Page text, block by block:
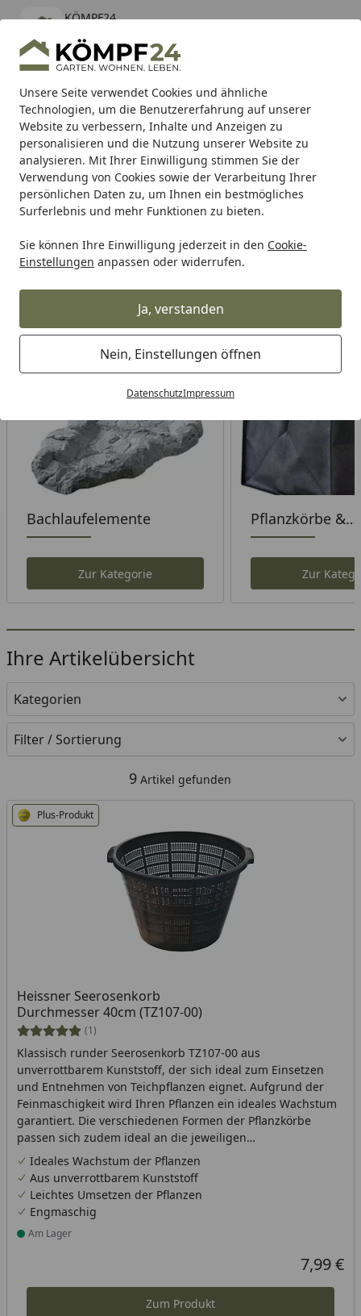
Unsere Seite verwendet Cookies und ähnliche
Technologien, um die Benutzererfahrung auf unserer
Website zu verbessern, Inhalte und Anzeigen zu
personalisieren und die Nutzung unserer Website zu
analysieren. Mit Ihrer Einwilligung stimmen Sie der
Verwendung von Cookies sowie der Verarbeitung Ihrer
persönlichen Daten zu, um Ihnen ein bestmögliches
Surferlebnis und mehr Funktionen zu bieten.
Sie können Ihre Einwilligung jederzeit in den Cookie-
Einstellungen anpassen oder widerrufen.
Ja, verstanden
Nein, Einstellungen öffnen
DatenschutzImpressum
KÖMPF24
kostenlos - Im App Store
Hotline
Alle Produkte
Mein Konto
Suchen
Karibu Pools inkl. gratis Sandfilteranlage & Pool-
Starterset (Gesamtwert bis 468,99€)
Startseite
Heissner Teichbau Bachläufe-Pflanzenkörbe &
Heissner Bachläufe-Pflanzenkörbe
& Pflanzenhilfen
Wählen Sie Ihre Wunschkategorie
Bachlaufelemente
Zur Kategorie
Pflanzkörbe &
Pflanzhilfen
Zur
Ihre Artikelübersicht
Kategorien
Filter / Sortierung
9 Artikel gefunden
Plus-Produkt
Heissner Seerosenkorb
Durchmesser 40cm (TZ107-00)
(1)
Klassisch runder Seerosenkorb TZ107-00 aus
unverrottbarem Kunststoff, der sich ideal zum Einsetzen
und Entnehmen von Teichpflanzen eignet. Aufgrund der
Feinmaschigkeit wird Ihren Pflanzen ein ideales Wachstum
garantiert. Die verschiedenen Formen der Pflanzkörbe
passen sich zudem ideal an die jeweiligen
Teichverhältnisse an.Maße (Ø x H): 40 x 28 cm
Ideales Wachstum der Pflanzen
Aus unverrottbarem Kunststoff
Leichtes Umsetzen der Pflanzen
Engmaschig
Produkt am Lager
Am Lager
Aktueller
7,99 €
Zum Produkt